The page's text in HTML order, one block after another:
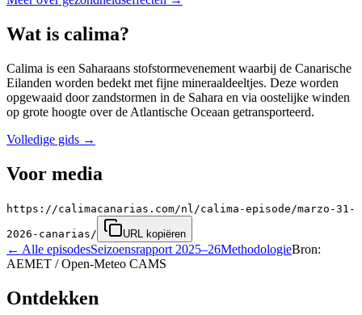
Wat is calima?
Calima is een Saharaans stofstormevenement waarbij de Canarische
Eilanden worden bedekt met fijne mineraaldeeltjes. Deze worden
opgewaaid door zandstormen in de Sahara en via oostelijke winden
op grote hoogte over de Atlantische Oceaan getransporteerd.
Volledige gids →
Voor media
https://calimacanarias.com/nl/calima-episode/marzo-31-
2026-canarias/ URL kopiëren
← Alle episodesSeizoensrapport 2025–26MethodologieBron:
AEMET / Open-Meteo CAMS
Ontdekken